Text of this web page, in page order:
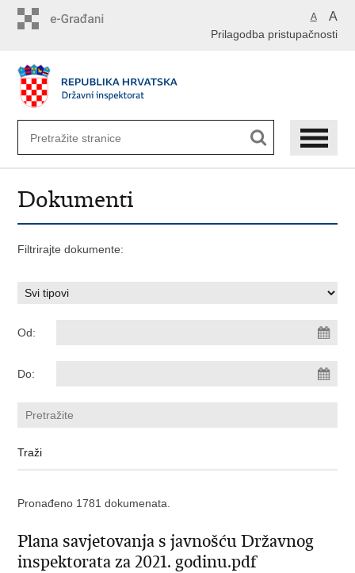
A A
Prilagodba pristupačnosti
Dokumenti
Filtrirajte dokumente:
Od:
Do:
Pronađeno 1781 dokumenata.
Plana savjetovanja s javnošću Državnog
inspektorata za 2021. godinu.pdf